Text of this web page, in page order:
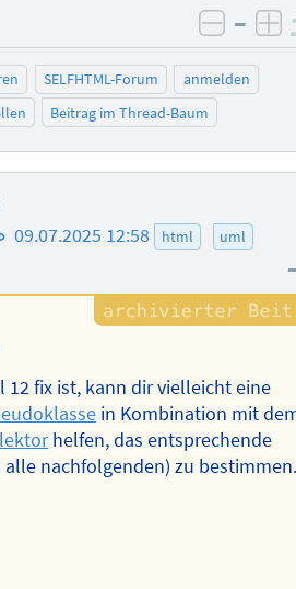
–
SELFHTML-Forum
anmelden
Beitrag im Thread-Baum
09.07.2025 12:58 html uml
12 fix ist, kann dir vielleicht eine
in Kombination mit
helfen, das entsprechende
alle nachfolgenden) zu